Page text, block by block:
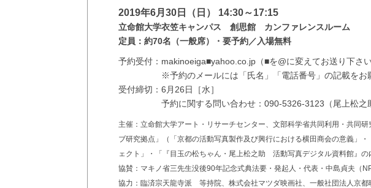
2019年6月30日（日） 14:30～17:15
立命館大学衣笠キャンパス 創思館 カンファレンスルーム
定員：約70名（一般席）・要予約／入場無料
予約受付： makinoeiga■yahoo.co.jp（■を@に変えてお送り下さ
※予約のメールには「氏名」「電話番号」の記載をお
受付締切： 6月26日［水］
予約に関する問い合わせ：090-5326-3123（尾上松之
主催：立命館大学アート・リサーチセンター、文部科学省共同利用・共同
ブ研究拠点」（「京都の活動写真製作及び興行における横田商会の意義」
ェクト」・「『目玉の松ちゃん・尾上松之助 活動写真デジタル資料館』の
協賛：マキノ省三先生没後90年記念式典法要・発起人・代表・中島貞夫（
協力：臨済宗天龍寺派 等持院、株式会社マツダ映画社、一般社団法人京都